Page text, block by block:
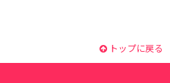
トップに戻る